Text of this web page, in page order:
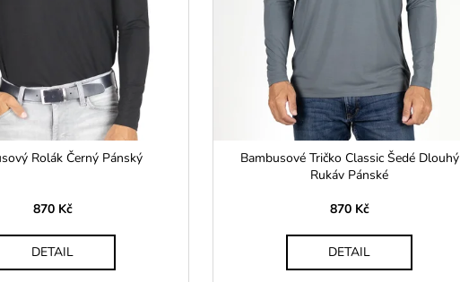
Rolák Černý Pánský
870 Kč
DETAIL
Bambusové Tričko Classic Šedé Dlouhý
Rukáv Pánské
870 Kč
DETAIL